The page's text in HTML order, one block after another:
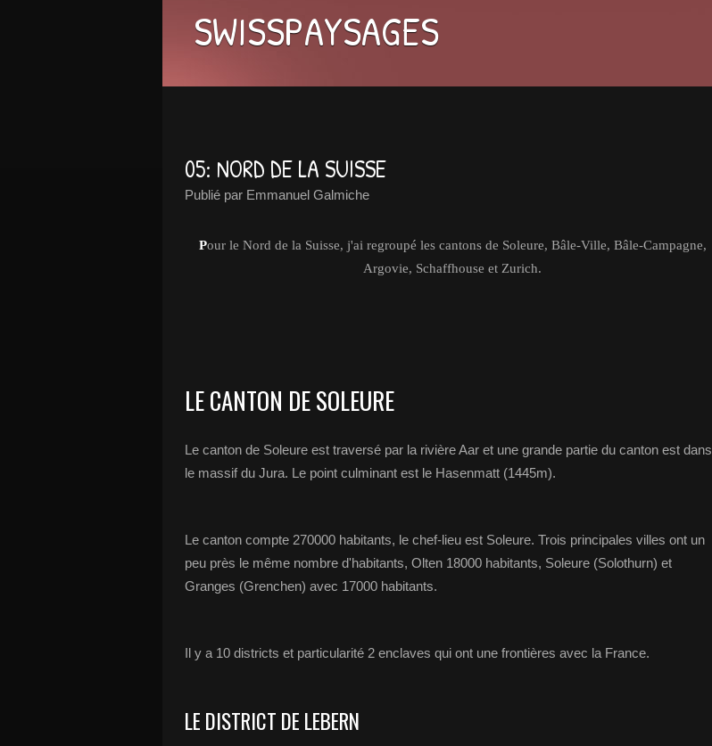
SWISSPAYSAGES
05: NORD DE LA SUISSE
Publié par Emmanuel Galmiche
Pour le Nord de la Suisse, j'ai regroupé les cantons de Soleure, Bâle-Ville, Bâle-Campagne,
Argovie, Schaffhouse et Zurich.
LE CANTON DE SOLEURE
Le canton de Soleure est traversé par la rivière Aar et une grande partie du canton est dans
le massif du Jura. Le point culminant est le Hasenmatt (1445m).
Le canton compte 270000 habitants, le chef-lieu est Soleure. Trois principales villes ont un
peu près le même nombre d'habitants, Olten 18000 habitants, Soleure (Solothurn) et
Granges (Grenchen) avec 17000 habitants.
Il y a 10 districts et particularité 2 enclaves qui ont une frontières avec la France.
LE DISTRICT DE LEBERN